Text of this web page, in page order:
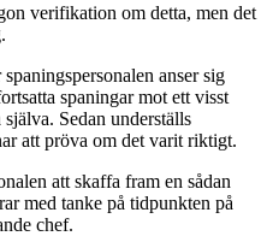
verifikation om detta, men det
anser sig
spaningar mot ett visst
Sedan underställs
att pröva om det varit riktigt.
att skaffa fram en sådan
med tanke på tidpunkten på
chef.